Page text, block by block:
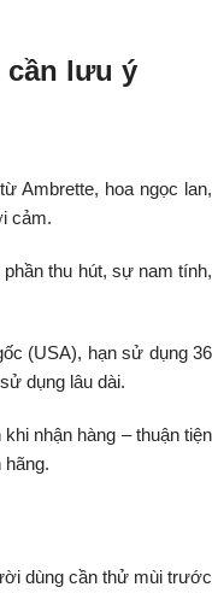
cần lưu ý
Ambrette, hoa ngọc lan,
cảm.
thu hút, sự nam tính,
(USA), hạn sử dụng 36
dụng lâu dài.
nhận hàng – thuận tiện
hãng.
dùng cần thử mùi trước